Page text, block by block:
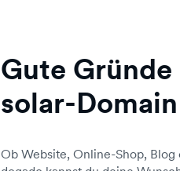
Gute
solar-
Ob Website, Online-Shop,